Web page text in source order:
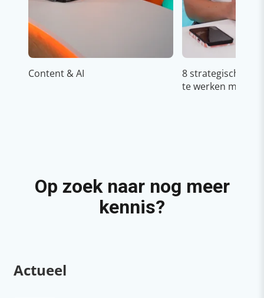
Content & AI
8 strategische
te werken met
Op zoek naar nog meer
kennis?
Actueel